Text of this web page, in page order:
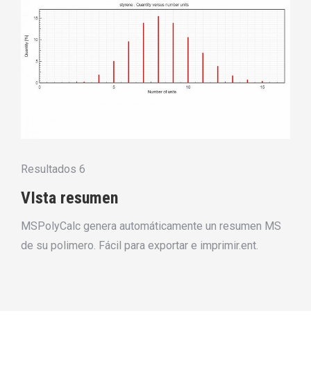
Resultados 6
VIsta resumen
MSPolyCalc genera automáticamente un resumen MS
de su polimero. Fácil para exportar e imprimir.ent.